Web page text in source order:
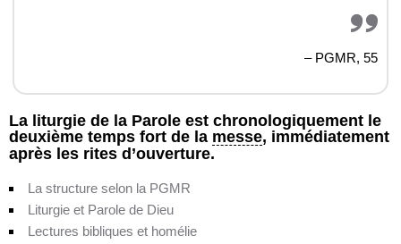
– PGMR, 55
La liturgie de la Parole est chronologiquement le
deuxième temps fort de la messe, immédiatement
après les rites d’ouverture.
La structure selon la PGMR
Liturgie et Parole de Dieu
Lectures bibliques et homélie